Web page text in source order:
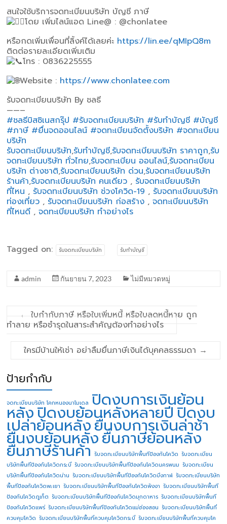
สนใจใช้บริการจดทะเบียนบริษัท บัญชี ภาษี
โดย เพิ่มไลน์แอด Line@ : @chonlatee
หรือกดเพิ่มเพื่อนที่ลิ้งค์ได้เลยค่ะ https://lin.ee/qMIpQ8m
ติดต่อรายละเอียดเพิ่มเติม
โทร : 0836225555
Website : https://www.chonlatee.com
รับจดทะเบียนบริษัท By ชลธี
——–
#ชลธีบิสซิเนสกรุ๊ป #รับจดทะเบียนบริษัท #รับทำบัญชี #บัญชี
#ภาษี #ยื่นจดออนไลน์ #จดทะเบียนจัดตั้งบริษัท #จดทะเบียน
บริษัท
รับจดทะเบียนบริษัท,รับทำบัญชี,รับจดทะเบียนบริษัท ราคาถูก,รับ
จดทะเบียนบริษัท ทั่วไทย,รับจดทะเบียน ออนไลน์,รับจดทะเบียน
บริษัท ต่างชาติ,รับจดทะเบียนบริษัท ด่วน,รับจดทะเบียนบริษัท
ร้านค้า,รับจดทะเบียนบริษัท คนเดียว , รับจดทะเบียนบริษัท
ที่ไหน , รับจดทะเบียนบริษัท ช่วงโควิด-19 , รับจดทะเบียนบริษัท
ท่องเที่ยว , รับจดทะเบียนบริษัท ก่อสร้าง , จดทะเบียนบริษัท
ที่ไหนดี , จดทะเบียนบริษัท ทำอย่างไร
Tagged on: รับจดทะเบียนบริษัท รับทำบัญชี
admin กันยายน 7, 2023 ไม่มีหมวดหมู่
←
ใบกำกับภาษี หรือใบเพิ่มหนี้ หรือใบลดหนี้หาย ถูก
ทำลาย หรือชำรุดในสาระสำคัญต้องทำอย่างไร
ใครมีบ้านให้เช่า อย่าลืมยื่นภาษีเงินได้บุคคลธรรมดา →
ป้ายกำกับ
จดทะเบียนบริษัท โคกหนองนาโมเดล ปิดงบการเงินย้อน
หลังปิดงบย้อนหลังหลายปี ปิดงบ
เปล่าย้อนหลังยื่นงบการเงินล่าช้า
ยื่นงบย้อนหลังยื่นภาษีย้อนหลัง
ยื่นภาษีร้านค้า รับจดทะเบียนบริษัทพื้นทีป้องกันโควิด รับจดทะเบียน
บริษัทพื้นทีป้องกันโควิดกระบี่ รับจดทะเบียนบริษัทพื้นทีป้องกันโควิดนครพนม รับจดทะเบียน
บริษัทพื้นทีป้องกันโควิดน่าน รับจดทะเบียนบริษัทพื้นทีป้องกันโควิดบึงกาฬ รับจดทะเบียนบริษัท
พื้นทีป้องกันโควิดพะเยา รับจดทะเบียนบริษัทพื้นทีป้องกันโควิดพังงา รับจดทะเบียนบริษัทพื้นที
ป้องกันโควิดภูเก็ต รับจดทะเบียนบริษัทพื้นทีป้องกันโควิดมุกดาหาร รับจดทะเบียนบริษัทพื้นที
ป้องกันโควิดแพร่ รับจดทะเบียนบริษัทพื้นทีป้องกันโควิดแม่ฮ่องสอน รับจดทะเบียนบริษัทพื้นที่
ควบคุมโควิด รับจดทะเบียนบริษัทพื้นที่ควบคุมโควิดกระบี่ รับจดทะเบียนบริษัทพื้นที่ควบคุมโค